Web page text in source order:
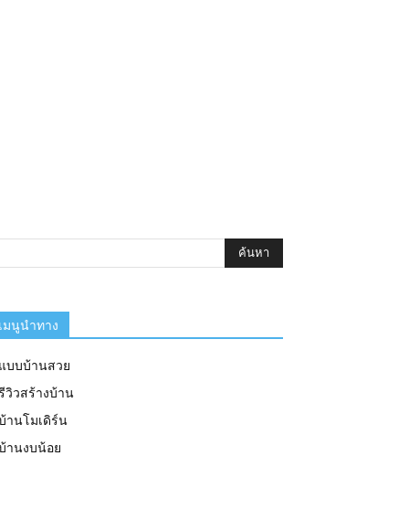
เมนูนำทาง
แบบบ้านสวย
วิวสร้างบ้าน
านโมเดิร์น
านงบน้อย